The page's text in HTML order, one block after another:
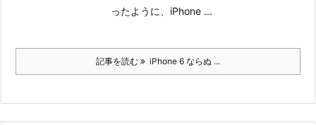
ったように、iPhone ...
記事を読む iPhone 6 ならぬ ...